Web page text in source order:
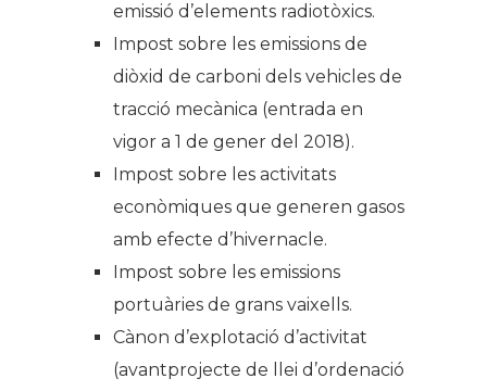
emissió d’elements radiotòxics.
Impost sobre les emissions de
diòxid de carboni dels vehicles de
tracció mecànica (entrada en
vigor a 1 de gener del 2018).
Impost sobre les activitats
econòmiques que generen gasos
amb efecte d’hivernacle.
Impost sobre les emissions
portuàries de grans vaixells.
Cànon d’explotació d’activitat
(avantprojecte de llei d’ordenació